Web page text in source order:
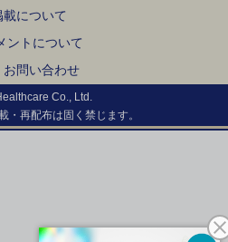
載について
ントについて
お問い合わせ
Co., Ltd.
・再配布は固く禁じます。